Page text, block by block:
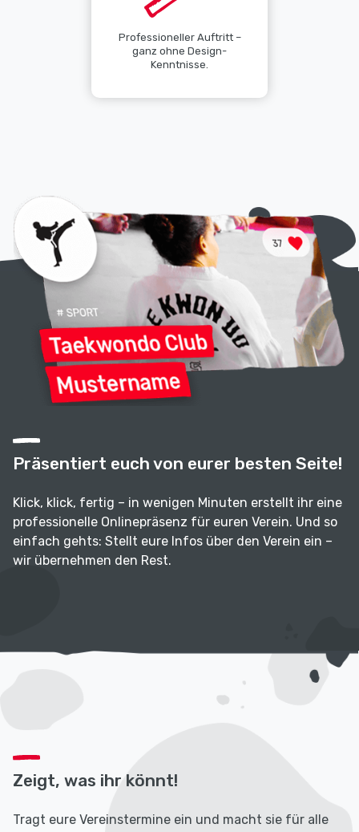
Professioneller Auftritt –
ganz ohne Design-
Kenntnisse.
Präsentiert euch von eurer besten Seite!
Klick, klick, fertig – in wenigen Minuten erstellt ihr eine
professionelle Onlinepräsenz für euren Verein. Und so
einfach gehts: Stellt eure Infos über den Verein ein –
wir übernehmen den Rest.
Zeigt, was ihr könnt!
Tragt eure Vereinstermine ein und macht sie für alle